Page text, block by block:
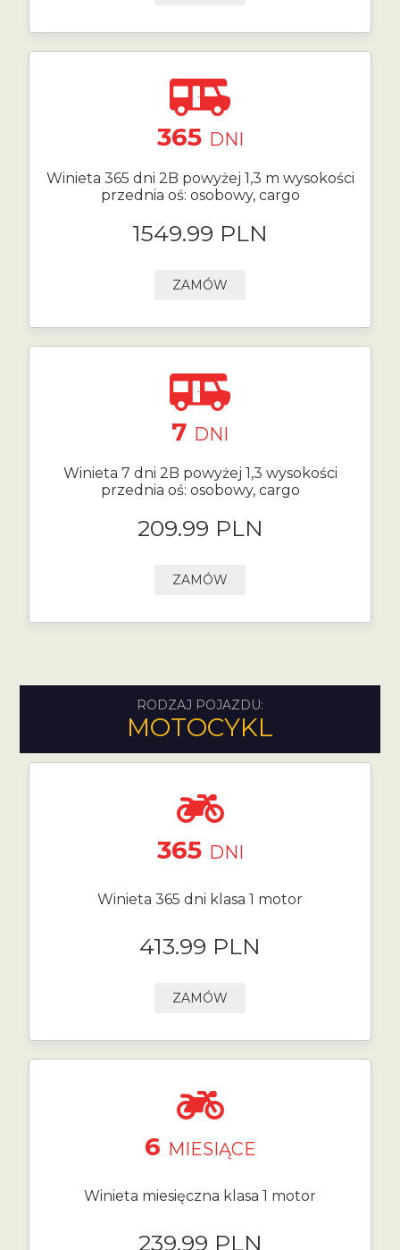
365 DNI
Winieta 365 dni 2B powyżej 1,3 m wysokości
przednia oś: osobowy, cargo
1549.99 PLN
ZAMÓW
7 DNI
Winieta 7 dni 2B powyżej 1,3 wysokości
przednia oś: osobowy, cargo
209.99 PLN
ZAMÓW
RODZAJ POJAZDU:
MOTOCYKL
365 DNI
Winieta 365 dni klasa 1 motor
413.99 PLN
ZAMÓW
6 MIESIĄCE
Winieta miesięczna klasa 1 motor
239.99 PLN